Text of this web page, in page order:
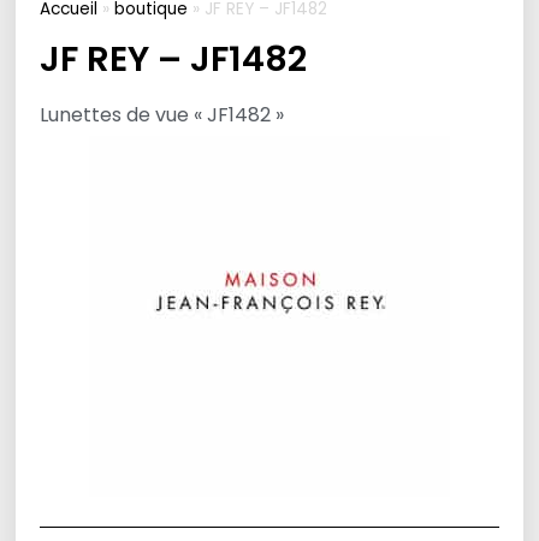
Accueil »boutique » JF REY – JF1482
JF REY – JF1482
Lunettes de vue « JF1482 »